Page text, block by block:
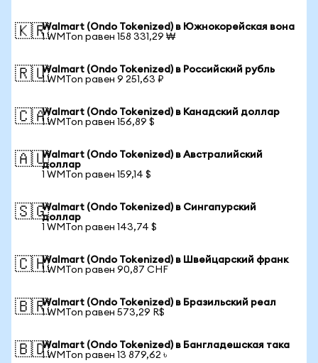
🇰🇷Walmart (Ondo Tokenized) в Южнокорейская вона
1 WMTon равен 158 331,29 ₩
🇷🇺Walmart (Ondo Tokenized) в Российский рубль
1 WMTon равен 9 251,63 ₽
🇨🇦Walmart (Ondo Tokenized) в Канадский доллар
1 WMTon равен 156,89 $
🇦🇺Walmart (Ondo Tokenized) в Австралийский
доллар
1 WMTon равен 159,14 $
🇸🇬Walmart (Ondo Tokenized) в Сингапурский
доллар
1 WMTon равен 143,74 $
🇨🇭Walmart (Ondo Tokenized) в Швейцарский франк
1 WMTon равен 90,87 CHF
🇧🇷Walmart (Ondo Tokenized) в Бразильский реал
1 WMTon равен 573,29 R$
🇧🇩Walmart (Ondo Tokenized) в Бангладешская така
1 WMTon равен 13 879,62 ৳